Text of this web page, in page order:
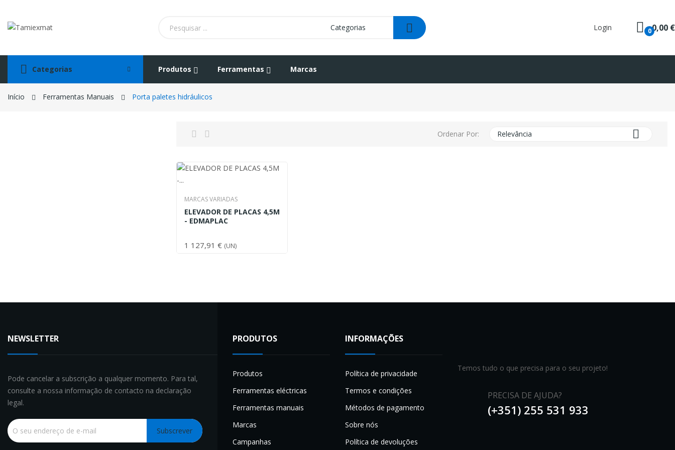
00,00 €
Login
Categorias Produtos Ferramentas Marcas
Início Ferramentas Manuais Porta paletes hidráulicos
Ordenar Por: Relevância 
MARCAS VARIADAS
ELEVADOR DE PLACAS 4,5M
- EDMAPLAC
1 127,91 € (UN)
NEWSLETTER
Pode cancelar a subscrição a qualquer momento. Para tal,
consulte a nossa informação de contacto na declaração
legal.
PRODUTOS
Produtos
Ferramentas eléctricas
Ferramentas manuais
Marcas
Campanhas
INFORMAÇÕES
Política de privacidade
Termos e condições
Métodos de pagamento
Sobre nós
Política de devoluções
Temos tudo o que precisa para o seu projeto!
PRECISA DE AJUDA?
(+351) 255 531 933